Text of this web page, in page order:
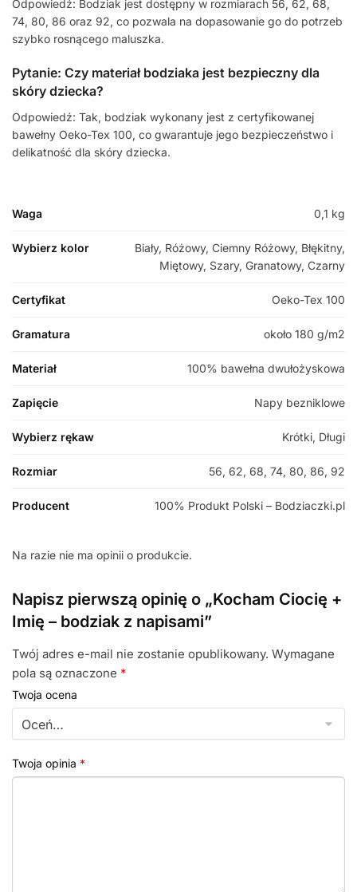
Odpowiedź: Bodziak jest dostępny w rozmiarach 56, 62, 68,
74, 80, 86 oraz 92, co pozwala na dopasowanie go do potrzeb
szybko rosnącego maluszka.
Pytanie: Czy materiał bodziaka jest bezpieczny dla
skóry dziecka?
Odpowiedź: Tak, bodziak wykonany jest z certyfikowanej
bawełny Oeko-Tex 100, co gwarantuje jego bezpieczeństwo i
delikatność dla skóry dziecka.
Waga 0,1 kg
Wybierz kolor
Biały, Różowy, Ciemny Różowy, Błękitny,
Miętowy, Szary, Granatowy, Czarny
Certyfikat Oeko-Tex 100
Gramatura około 180 g/m2
Materiał 100% bawełna dwułożyskowa
Zapięcie Napy bezniklowe
Wybierz rękaw Krótki, Długi
Rozmiar 56, 62, 68, 74, 80, 86, 92
Producent 100% Produkt Polski – Bodziaczki.pl
Na razie nie ma opinii o produkcie.
Napisz pierwszą opinię o „Kocham Ciocię +
Imię – bodziak z napisami”
Twój adres e-mail nie zostanie opublikowany. Wymagane
pola są oznaczone *
Twoja ocena
Twoja opinia *